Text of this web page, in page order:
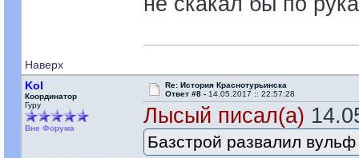
Наверх
Kol
Координатор
Гуру
Вне Форума
Re: История Краснотурьинска
Ответ #8 - 14.05.2017 :: 22:57:28
Лысый писал(а)
Базстрой развалил